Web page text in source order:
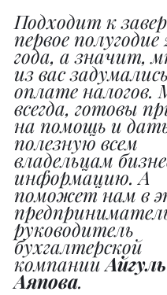
Подходит к
первое полугодие
года, а значит,
из вас
оплате налогов.
всегда, готовы
на помощь и
полезную всем
владельцам
информацию. А
поможет нам в
руководитель
бухгалтерской
компании Айгуль
Аяпова.